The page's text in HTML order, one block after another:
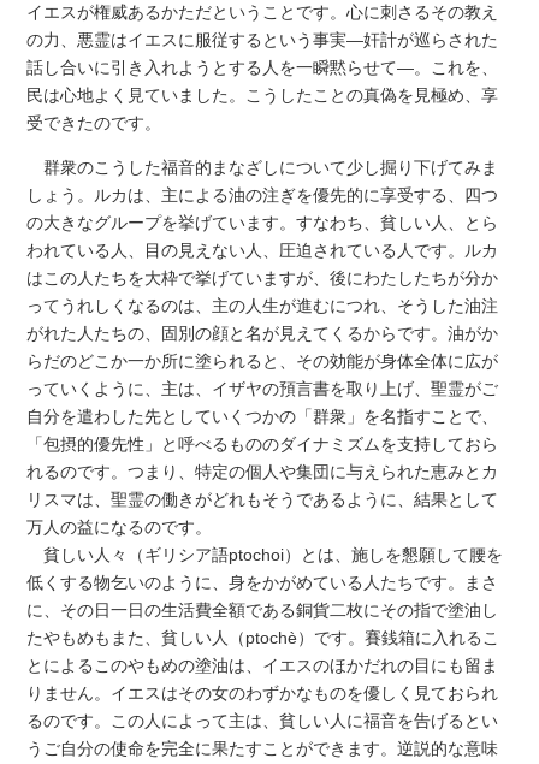
イエスが権威あるかただということです。心に刺さるその教え
の力、悪霊はイエスに服従するという事実―奸計が巡らされた
話し合いに引き入れようとする人を一瞬黙らせて―。これを、
民は心地よく見ていました。こうしたことの真偽を見極め、享
受できたのです。
群衆のこうした福音的まなざしについて少し掘り下げてみま
しょう。ルカは、主による油の注ぎを優先的に享受する、四つ
の大きなグループを挙げています。すなわち、貧しい人、とら
われている人、目の見えない人、圧迫されている人です。ルカ
はこの人たちを大枠で挙げていますが、後にわたしたちが分か
ってうれしくなるのは、主の人生が進むにつれ、そうした油注
がれた人たちの、固別の顔と名が見えてくるからです。油がか
らだのどこか一か所に塗られると、その効能が身体全体に広が
っていくように、主は、イザヤの預言書を取り上げ、聖霊がご
自分を遣わした先としていくつかの「群衆」を名指すことで、
「包摂的優先性」と呼べるもののダイナミズムを支持しておら
れるのです。つまり、特定の個人や集団に与えられた恵みとカ
リスマは、聖霊の働きがどれもそうであるように、結果として
万人の益になるのです。
貧しい人々（ギリシア語ptochoi）とは、施しを懇願して腰を
低くする物乞いのように、身をかがめている人たちです。まさ
に、その日一日の生活費全額である銅貨二枚にその指で塗油し
たやもめもまた、貧しい人（ptochè）です。賽銭箱に入れるこ
とによるこのやもめの塗油は、イエスのほかだれの目にも留ま
りません。イエスはその女のわずかなものを優しく見ておられ
るのです。この人によって主は、貧しい人に福音を告げるとい
うご自分の使命を完全に果たすことができます。逆説的な意味